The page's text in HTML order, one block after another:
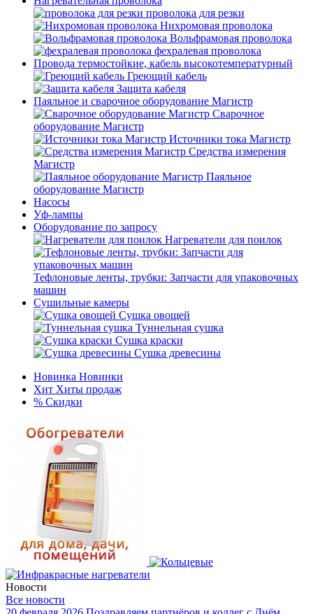
проволока для резки
Нихромовая проволока
Вольфрамовая проволока
фехралевая проволока
Провода термостойкие, кабель высокотемпературный
Греющий кабель
Защита кабеля
Паяльное и сварочное оборудование Магистр
Сварочное
оборудование Магистр
Источники тока Магистр
Средства измерения
Магистр
Паяльное
оборудование Магистр
Насосы
Уф-лампы
Оборудование по запросу
Нагреватели для поилок
Тефлоновые ленты, трубки: Запчасти для упаковочных
машин
Сушильные камеры
Сушка овощей
Туннельная сушка
Сушка краски
Сушка древесины
Новинка Новинки
Хит Хиты продаж
% Скидки
Новости
Все новости